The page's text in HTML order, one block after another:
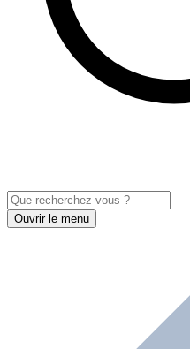
Ouvrir le menu